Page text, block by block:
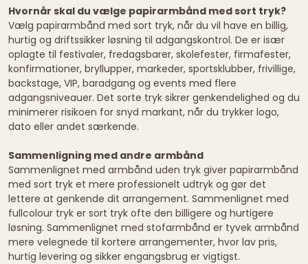
Hvornår skal du vælge papirarmbånd med sort tryk?
Vælg papirarmbånd med sort tryk, når du vil have en billig,
hurtig og driftssikker løsning til adgangskontrol. De er især
oplagte til festivaler, fredagsbarer, skolefester, firmafester,
konfirmationer, bryllupper, markeder, sportsklubber, frivillige,
backstage, VIP, baradgang og events med flere
adgangsniveauer. Det sorte tryk sikrer genkendelighed og du
minimerer risikoen for snyd markant, når du trykker logo,
dato eller andet særkende.
Sammenligning med andre armbånd
Sammenlignet med armbånd uden tryk giver papirarmbånd
med sort tryk et mere professionelt udtryk og gør det
lettere at genkende dit arrangement. Sammenlignet med
fullcolour tryk er sort tryk ofte den billigere og hurtigere
løsning. Sammenlignet med stofarmbånd er tyvek armbånd
mere velegnede til kortere arrangementer, hvor lav pris,
hurtig levering og sikker engangsbrug er vigtigst.